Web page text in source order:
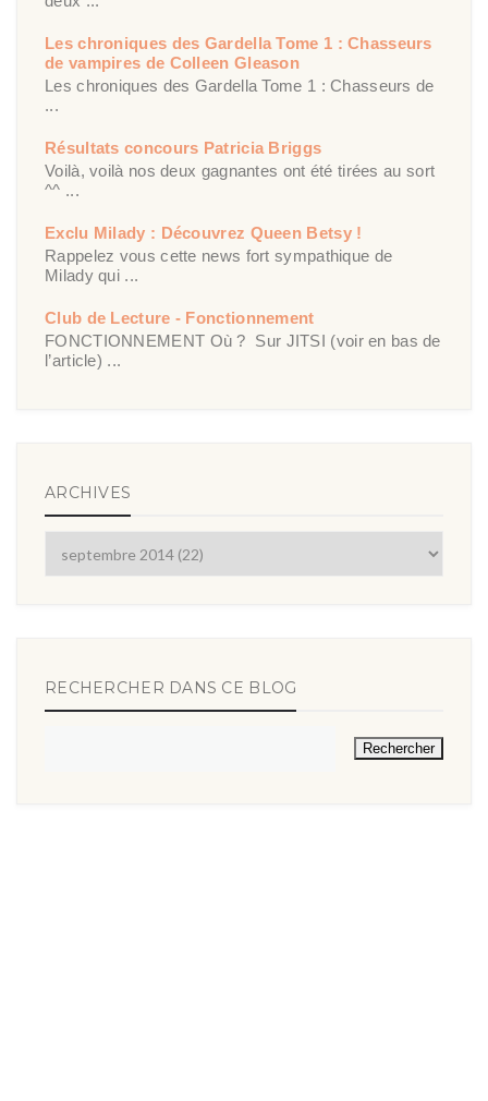
Les chroniques des Gardella Tome 1 : Chasseurs
de vampires de Colleen Gleason
Les chroniques des Gardella Tome 1 : Chasseurs de
...
Résultats concours Patricia Briggs
Voilà, voilà nos deux gagnantes ont été tirées au sort
^^ ...
Exclu Milady : Découvrez Queen Betsy !
Rappelez vous cette news fort sympathique de
Milady qui ...
Club de Lecture - Fonctionnement
FONCTIONNEMENT Où ? Sur JITSI (voir en bas de
l’article) ...
ARCHIVES
RECHERCHER DANS CE BLOG